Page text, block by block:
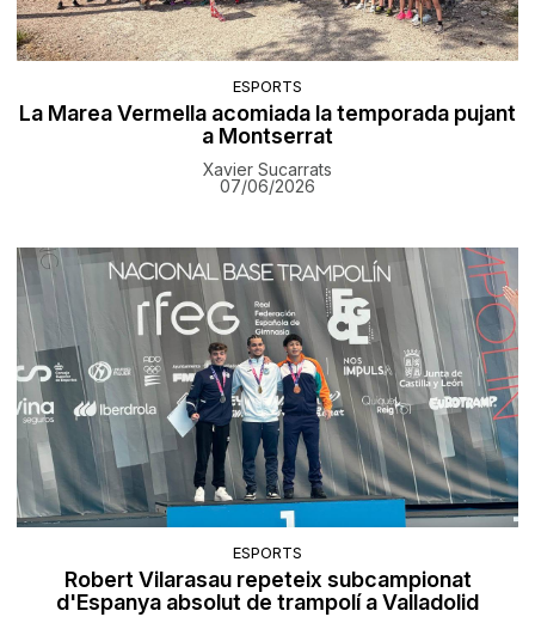
ESPORTS
La Marea Vermella acomiada la temporada pujant
a Montserrat
Xavier Sucarrats
07/06/2026
ESPORTS
Robert Vilarasau repeteix subcampionat
d'Espanya absolut de trampolí a Valladolid